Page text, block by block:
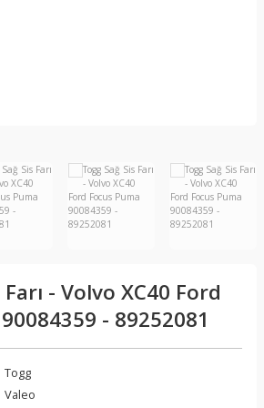
- Volvo XC40 Ford
- 89252081
Togg
Valeo